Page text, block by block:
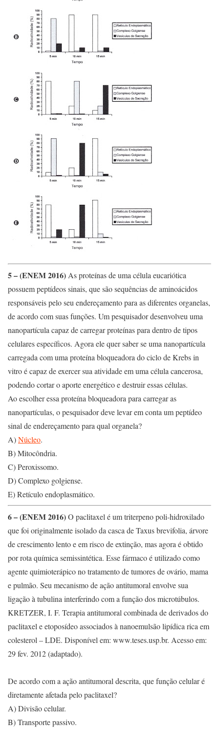
5 – (ENEM 2016) As proteínas de uma célula eucariótica
possuem peptídeos sinais, que são sequências de aminoácidos
responsáveis pelo seu endereçamento para as diferentes organelas,
de acordo com suas funções. Um pesquisador desenvolveu uma
nanopartícula capaz de carregar proteínas para dentro de tipos
celulares específicos. Agora ele quer saber se uma nanopartícula
carregada com uma proteína bloqueadora do ciclo de Krebs in
vitro é capaz de exercer sua atividade em uma célula cancerosa,
podendo cortar o aporte energético e destruir essas células.
Ao escolher essa proteína bloqueadora para carregar as
nanopartículas, o pesquisador deve levar em conta um peptídeo
sinal de endereçamento para qual organela?
A)Núcleo.
B) Mitocôndria.
C) Peroxissomo.
D) Complexo golgiense.
E) Retículo endoplasmático.
6 – (ENEM 2016)O paclitaxel é um triterpeno poli-hidroxilado
que foi originalmente isolado da casca de Taxus brevifolia, árvore
de crescimento lento e em risco de extinção, mas agora é obtido
por rota química semissintética. Esse fármaco é utilizado como
agente quimioterápico no tratamento de tumores de ovário, mama
e pulmão. Seu mecanismo de ação antitumoral envolve sua
ligação à tubulina interferindo com a função dos microtúbulos.
KRETZER, I. F. Terapia antitumoral combinada de derivados do
paclitaxel e etoposídeo associados à nanoemulsão lipídica rica em
colesterol – LDE. Disponível em: www.teses.usp.br. Acesso em:
29 fev. 2012 (adaptado).
De acordo com a ação antitumoral descrita, que função celular é
diretamente afetada pelo paclitaxel?
A) Divisão celular.
B) Transporte passivo.